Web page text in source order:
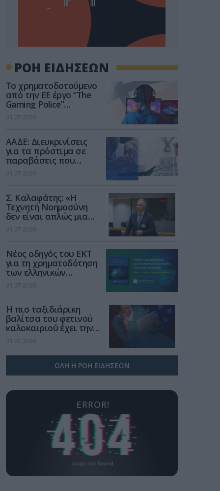
ΡΟΗ ΕΙΔΗΣΕΩΝ
Το χρηματοδοτούμενο
από την ΕΕ έργο “The
Gaming Police”
ενισχύει την ασφάλεια
των παιδιών στο
31.07.2026
ΑΑΔΕ: Διευκρινίσεις
για τα πρόστιμα σε
παραβάσεις που
αφορούν τους ΦΗΜ
31.07.2026
Σ. Καλαφάτης: «Η
Τεχνητή Νοημοσύνη
δεν είναι απλώς μια
νέα τεχνολογία, είναι
μια νέα βιομηχανική
31.07.2026
Νέος οδηγός του ΕΚΤ
για τη χρηματοδότηση
των ελληνικών
επιχειρήσεων στον
χώρο της άμυνας
31.07.2026
Η πιο ταξιδιάρικη
βαλίτσα του φετινού
καλοκαιριού έχει την
υπογραφή της Xiaomi
31.07.2026
ΟΛΗ Η ΡΟΗ ΕΙΔΗΣΕΩΝ